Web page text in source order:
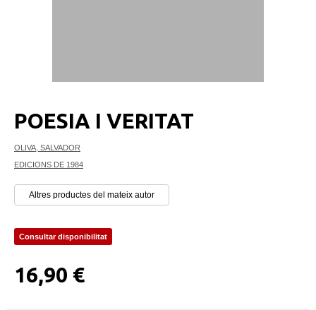
POESIA I VERITAT
OLIVA, SALVADOR
EDICIONS DE 1984
Altres productes del mateix autor
Consultar disponibilitat
16,90 €